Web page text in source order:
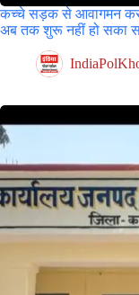
कच्चे सड़क से आवागमन
अब तक शुरू नहीं हो सका